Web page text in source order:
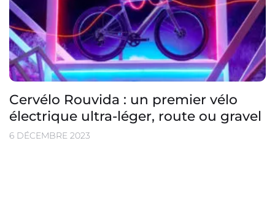
Cervélo Rouvida : un premier vélo
électrique ultra-léger, route ou gravel
6 DÉCEMBRE 2023